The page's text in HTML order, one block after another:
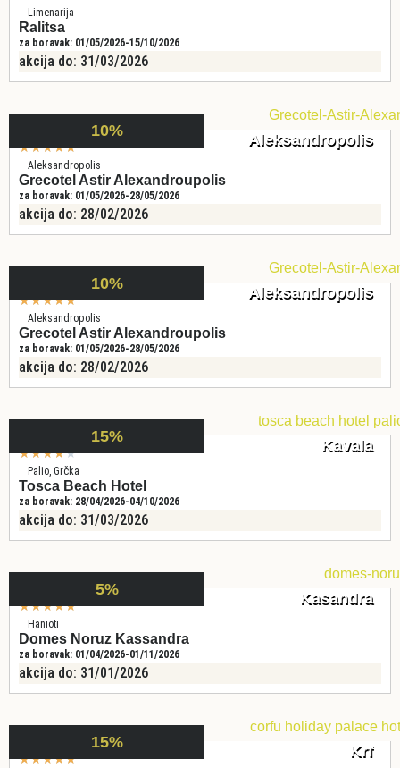
Limenarija
Ralitsa
za boravak: 01/05/2026-15/10/2026
akcija do: 31/03/2026
10% Aleksandropolis
★★★★★
Aleksandropolis
Grecotel Astir Alexandroupolis
za boravak: 01/05/2026-28/05/2026
akcija do: 28/02/2026
10% Aleksandropolis
★★★★★
Aleksandropolis
Grecotel Astir Alexandroupolis
za boravak: 01/05/2026-28/05/2026
akcija do: 28/02/2026
15% Kavala
★★★★★
Palio, Grčka
Tosca Beach Hotel
za boravak: 28/04/2026-04/10/2026
akcija do: 31/03/2026
5% Kasandra
★★★★★
Hanioti
Domes Noruz Kassandra
za boravak: 01/04/2026-01/11/2026
akcija do: 31/01/2026
15% Krf
★★★★★